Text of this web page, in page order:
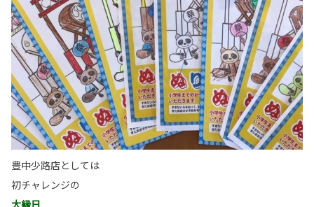
豊中少路店としては
初チャレンジの